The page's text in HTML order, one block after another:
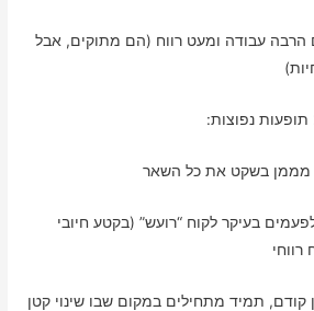
הרבה עבודה ומעט רווח (הם מתוקים, אבל
מממן בשקט את כל השאר
בעיקר לקוח “רועש” (בקטע חיובי
תמיד מתחילים במקום שבו שינוי קטן